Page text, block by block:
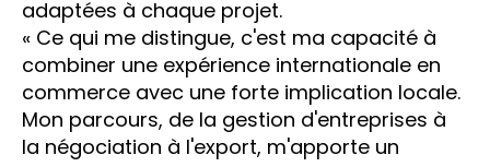
adaptées à chaque projet.
« Ce qui me distingue, c'est ma capacité à
combiner une expérience internationale en
commerce avec une forte implication locale.
Mon parcours, de la gestion d'entreprises à
la négociation à l'export, m'apporte un